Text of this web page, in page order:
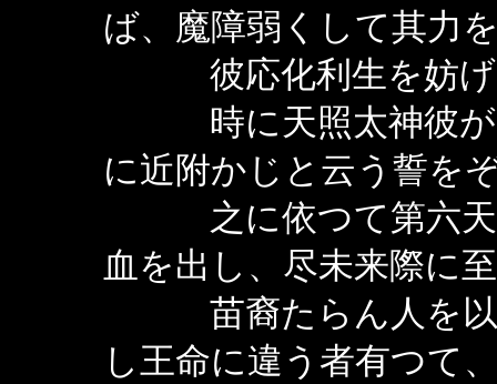
ば、魔障弱くして其
彼応化利生を妨
時に天照太神彼が
に近附かじと云う誓
之に依つて第六天
血を出し、尽未来際に
苗裔たらん人を以
し王命に違う者有つ